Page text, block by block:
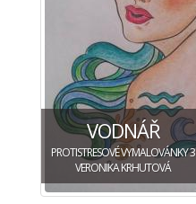
VODNÁŘ
PROTISTRESOVÉ VYMALOVÁNKY 3
VERONIKA KRHUTOVÁ